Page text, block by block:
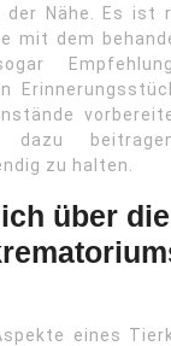
der Nähe. Es ist
mit dem
dazu
zu halten.
über
eines